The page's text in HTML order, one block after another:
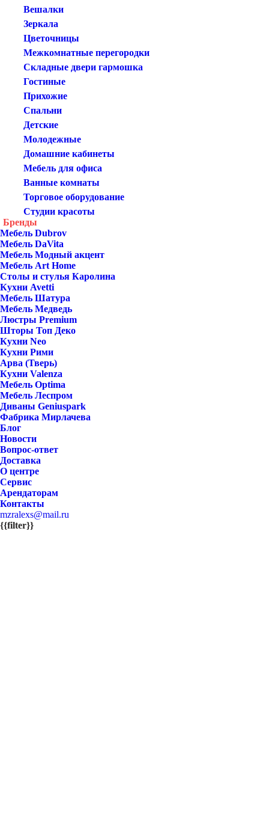
Вешалки
Зеркала
Цветочницы
Межкомнатные перегородки
Складные двери гармошка
Гостиные
Прихожие
Спальни
Детские
Молодежные
Домашние кабинеты
Мебель для офиса
Ванные комнаты
Торговое оборудование
Студии красоты
Бренды
Мебель Dubrov
Мебель DaVita
Мебель Модный акцент
Мебель Art Home
Столы и стулья Каролина
Кухни Avetti
Мебель Шатура
Мебель Медведь
Люстры Premium
Шторы Топ Деко
Кухни Neo
Кухни Рими
Арва (Тверь)
Кухни Valenza
Мебель Optima
Мебель Леспром
Диваны Geniuspark
Фабрика Мирлачева
Блог
Новости
Вопрос-ответ
Доставка
О центре
Сервис
Арендаторам
Контакты
mzralexs@mail.ru
{{filter}}